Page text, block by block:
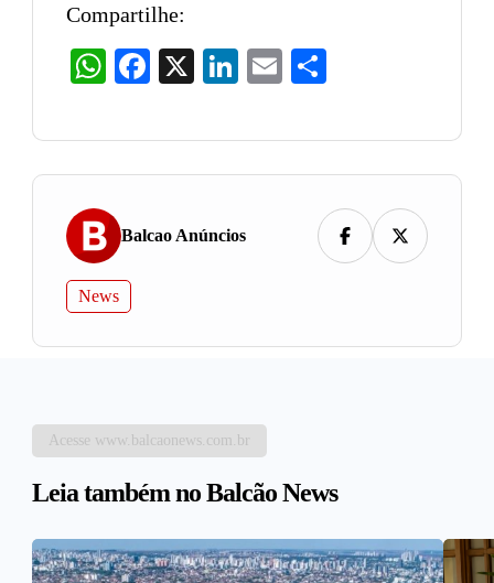
Compartilhe:
WhatsAppFacebook LinkedIn
Email
Balcao Anúncios
News
Acesse www.balcaonews.com.br
Leia também no Balcão News